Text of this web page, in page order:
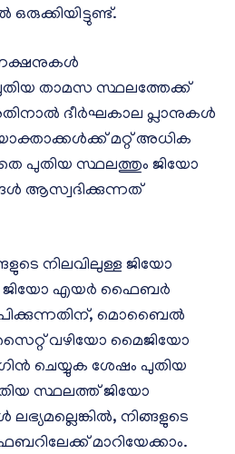
താമസ സ്ഥലത്തേക്ക്
ദീർഘകാല പ്ലാനുകൾ
മറ്റ് അ‌ധിക
പുതിയ സ്ഥലത്തും ജിയോ
ആസ്വദിക്കുന്നത്
നിലവിലുള്ള ജിയോ
ജിയോ എയർ ഫൈബർ
മൊബൈൽ
വഴിയോ മൈജിയോ
ചെയ്യുക ശേഷം പുതിയ
സ്ഥലത്ത് ജിയോ
നിങ്ങളുടെ
മാറിയേക്കാം.